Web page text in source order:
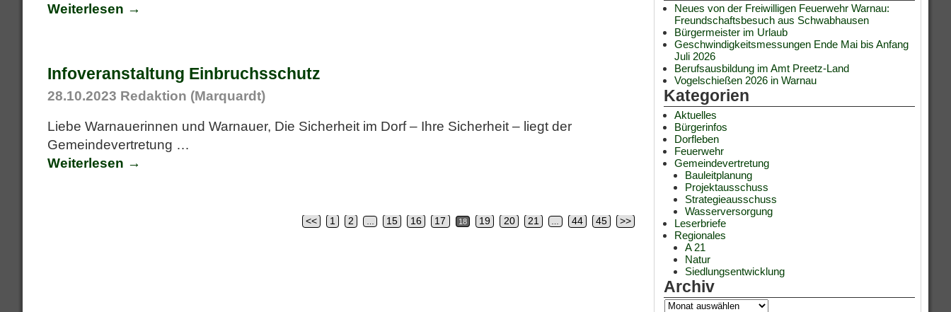
Weiterlesen →
Infoveranstaltung Einbruchsschutz
28.10.2023 Redaktion (Marquardt)
Liebe Warnauerinnen und Warnauer, Die Sicherheit im Dorf – Ihre Sicherheit – liegt der
Gemeindevertretung …
Weiterlesen →
<< 1 2 15 16 17 18 19 20 21 44 45 >>
Neues von der Freiwilligen Feuerwehr Warnau:
Freundschaftsbesuch aus Schwabhausen
Bürgermeister im Urlaub
Geschwindigkeitsmessungen Ende Mai bis Anfang
Juli 2026
Berufsausbildung im Amt Preetz-Land
Vogelschießen 2026 in Warnau
Kategorien
Aktuelles
Bürgerinfos
Dorfleben
Feuerwehr
Gemeindevertretung
Bauleitplanung
Projektausschuss
Strategieausschuss
Wasserversorgung
Leserbriefe
Regionales
A 21
Natur
Siedlungsentwicklung
Archiv